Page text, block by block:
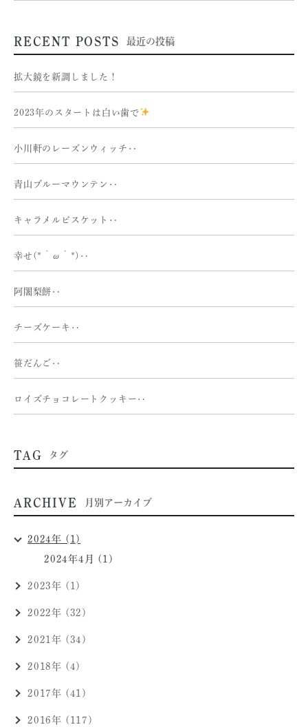
RECENT POSTS 最近の投稿
拡大鏡を新調しました！
2023年のスタートは白い歯で
小川軒のレーズンウィッチ‥
青山ブルーマウンテン‥
キャラメルビスケット‥
幸せ(*´ω｀*)‥
阿闍梨餅‥
チーズケーキ‥
笹だんご‥
ロイズチョコレートクッキー‥
TAG タグ
ARCHIVE 月別アーカイブ
2024年 (1)
2024年4月 (1)
2023年 (1)
2022年 (32)
2021年 (34)
2018年 (4)
2017年 (41)
2016年 (117)